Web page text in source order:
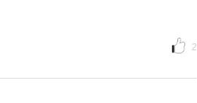
2